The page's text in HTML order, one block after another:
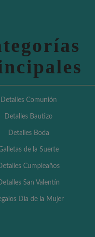
Detalles Comunión
Detalles Bautizo
Detalles Boda
de la Suerte
Cumpleaños
San Valentín
Día de la Mujer